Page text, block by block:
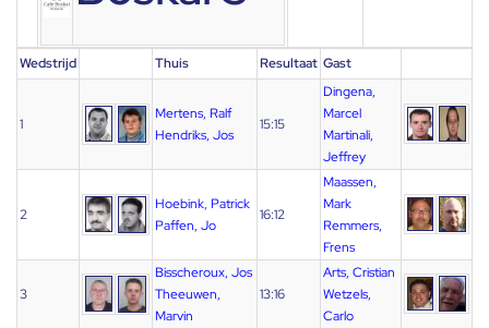
Wedstrijd Thuis Resultaat Gast
1
Mertens, Ralf
Hendriks, Jos
15:15
Dingena,
Marcel
Martinali,
Jeffrey
2
Hoebink, Patrick
Paffen, Jo
16:12
Maassen,
Mark
Remmers,
Frens
3
Bisscheroux, Jos
Theeuwen,
Marvin
13:16
Arts, Cristian
Wetzels,
Carlo